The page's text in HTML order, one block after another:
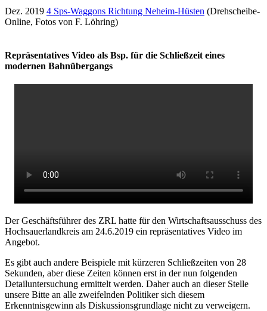
Dez. 2019 4 Sps-Waggons Richtung Neheim-Hüsten (Drehscheibe-
Online, Fotos von F. Löhring)
Repräsentatives Video als Bsp. für die Schließzeit eines
modernen Bahnübergangs
Der Geschäftsführer des ZRL hatte für den Wirtschaftsausschuss des
Hochsauerlandkreis am 24.6.2019 ein repräsentatives Video im
Angebot.
Es gibt auch andere Beispiele mit kürzeren Schließzeiten von 28
Sekunden, aber diese Zeiten können erst in der nun folgenden
Detailuntersuchung ermittelt werden. Daher auch an dieser Stelle
unsere Bitte an alle zweifelnden Politiker sich diesem
Erkenntnisgewinn als Diskussionsgrundlage nicht zu verweigern.